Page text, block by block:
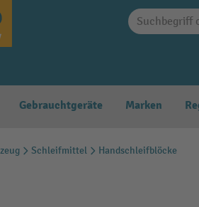
springen
Gebrauchtgeräte Marken
Schleifmittel Handschleifblöcke